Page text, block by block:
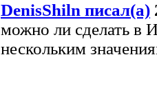
DenisShiln писал(а)
можно ли сделать в
нескольким